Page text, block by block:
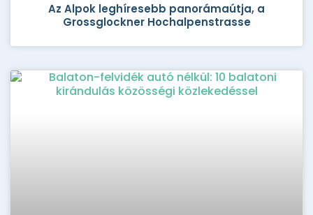
Az Alpok leghíresebb panorámaútja, a
Grossglockner Hochalpenstrasse